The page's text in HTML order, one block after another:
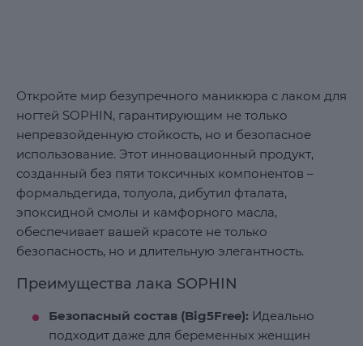
Откройте мир безупречного маникюра с лаком для
ногтей SOPHIN, гарантирующим не только
непревзойденную стойкость, но и безопасное
использование. Этот инновационный продукт,
созданный без пяти токсичных компонентов –
формальдегида, толуола, дибутил фталата,
эпоксидной смолы и камфорного масла,
обеспечивает вашей красоте не только
безопасность, но и длительную элегантность.
Преимущества лака SOPHIN
Безопасный состав (Big5Free): Идеально
подходит даже для беременных женщин